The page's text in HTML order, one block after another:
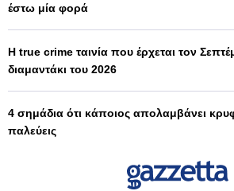
έστω μία φορά
Η true crime ταινία που έρχεται τον
διαμαντάκι του 2026
4 σημάδια ότι κάποιος απολαμβάνει
παλεύεις